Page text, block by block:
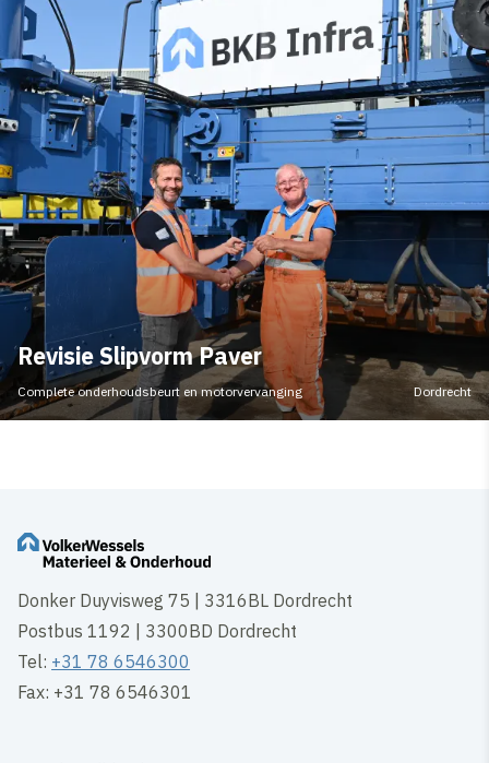
Revisie Slipvorm Paver
Complete onderhoudsbeurt en motorvervanging Dordrecht
Donker Duyvisweg 75 | 3316BL Dordrecht
Postbus 1192 | 3300BD Dordrecht
Tel: +31 78 6546300
Fax: +31 78 6546301